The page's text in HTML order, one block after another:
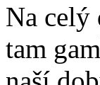
Na celý
tam